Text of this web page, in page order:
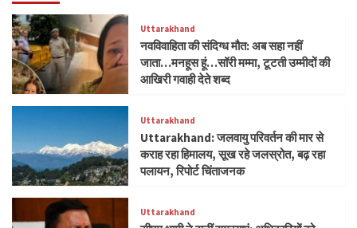
Uttarakhand
नवविवाहिता की संदिग्ध मौत: अब सहा नहीं
जाता…मनहूस हूं…सॉरी मम्मा, टूटती उम्मीदों की
आखिरी गवाही देते शब्द
Uttarakhand
Uttarakhand: जलवायु परिवर्तन की मार से
कराह रहा हिमालय, सूख रहे जलस्रोत, बढ़ रहा
पलायन, रिपोर्ट चिंताजनक
Uttarakhand